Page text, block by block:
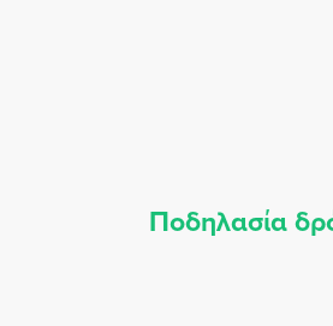
Ποδηλασία